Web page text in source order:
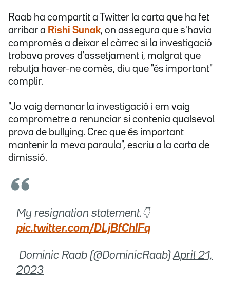
Raab ha compartit a Twitter la carta que ha fet
arribar a Rishi Sunak, on assegura que s'havia
compromès a deixar el càrrec si la investigació
trobava proves d'assetjament i, malgrat que
rebutja haver-ne comès, diu que "és important"
complir.
"Jo vaig demanar la investigació i em vaig
comprometre a renunciar si contenia qualsevol
prova de bullying. Crec que és important
mantenir la meva paraula", escriu a la carta de
dimissió.
My resignation statement.👇
pic.twitter.com/DLjBfChlFq
 Dominic Raab (@DominicRaab)April 21,
2023